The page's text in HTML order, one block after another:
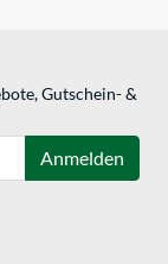
Gutschein- &
Anmelden